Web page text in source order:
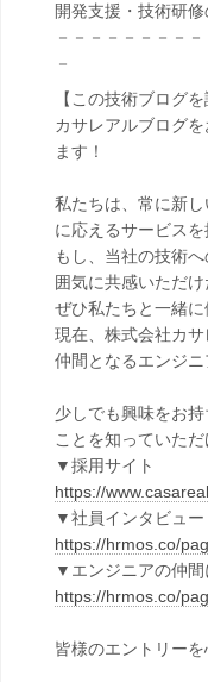
開発支援・技術研
－－－－－－－－
－
【この技術ブログ
カサレアルブログ
ます！
私たちは、常に新
に応えるサービスを
もし、当社の技術
囲気に共感いただけ
ぜひ私たちと一緒に
現在、株式会社カ
仲間となるエンジニ
少しでも興味をお
ことを知っていただ
▼採用サイト
https://
▼社員インタビュー
https://hrmos.co/
▼エンジニアの仲間
https://hrmos.co/
皆様のエントリー